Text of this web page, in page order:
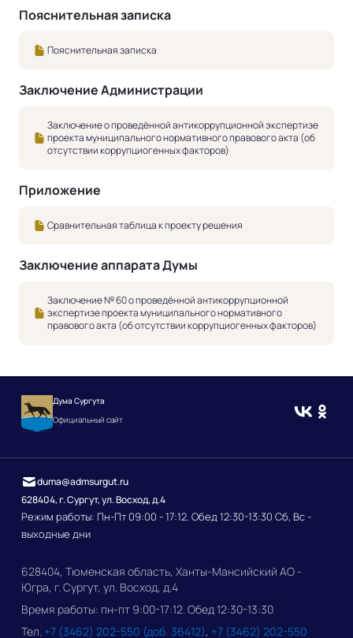
Пояснительная записка
Пояснительная записка
Заключение Администрации
Заключение о проведённой антикоррупционной экспертизе
проекта муниципального нормативного правового акта (об
отсутствии коррупциогенных факторов)
Приложение
Сравнительная таблица к проекту решения
Заключение аппарата Думы
Заключение № 60 о проведённой антикоррупционной
экспертизе проекта муниципального нормативного
правового акта (об отсутствии коррупциогенных факторов)
Дума Сургута
Официальный сайт
628404, г. Сургут, ул. Восход, д.4
Режим работы: Пн-Пт 09:00 - 17:12. Обед 12:30-13:30 Сб, Вс -
выходные дни
duma@admsurgut.ru
628404, Тюменская область, Ханты-Мансийский АО -
Югра, г. Сургут, ул. Восход, д.4
Время работы: пн-пт 9:00-17:12. Обед 12:30-13:30
Тел. +7 (3462) 202-550 (доб. 36412), +7 (3462) 202-550